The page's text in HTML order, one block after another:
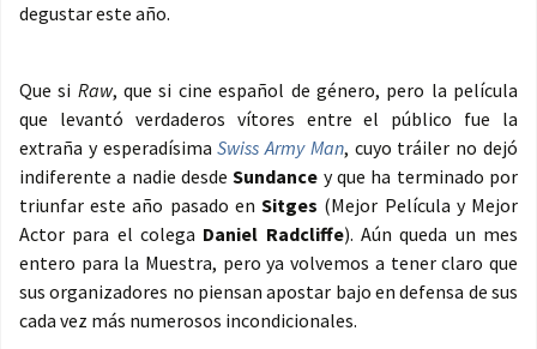
degustar este año.
Que si Raw, que si cine español de género, pero la película
que levantó verdaderos vítores entre el público fue la
extraña y esperadísimaSwiss Army Man, cuyo tráiler no dejó
indiferente a nadie desdeSundance y que ha terminado por
triunfar este año pasado enSitges (Mejor Película y Mejor
Actor para el colega Daniel Radcliffe). Aún queda un mes
entero para la Muestra, pero ya volvemos a tener claro que
sus organizadores no piensan apostar bajo en defensa de sus
cada vez más numerosos incondicionales.